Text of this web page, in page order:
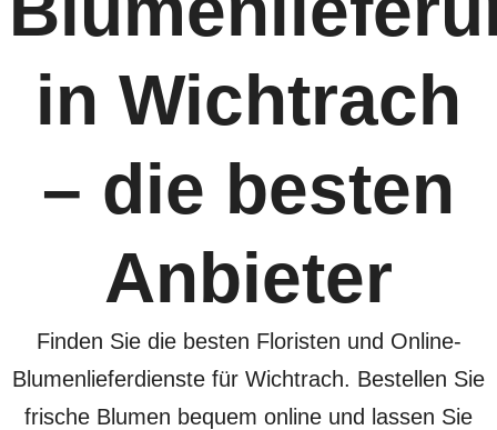
in Wichtrach
– die besten
Anbieter
Finden Sie die besten Floristen und Online-
Blumenlieferdienste für Wichtrach. Bestellen Sie
frische Blumen bequem online und lassen Sie